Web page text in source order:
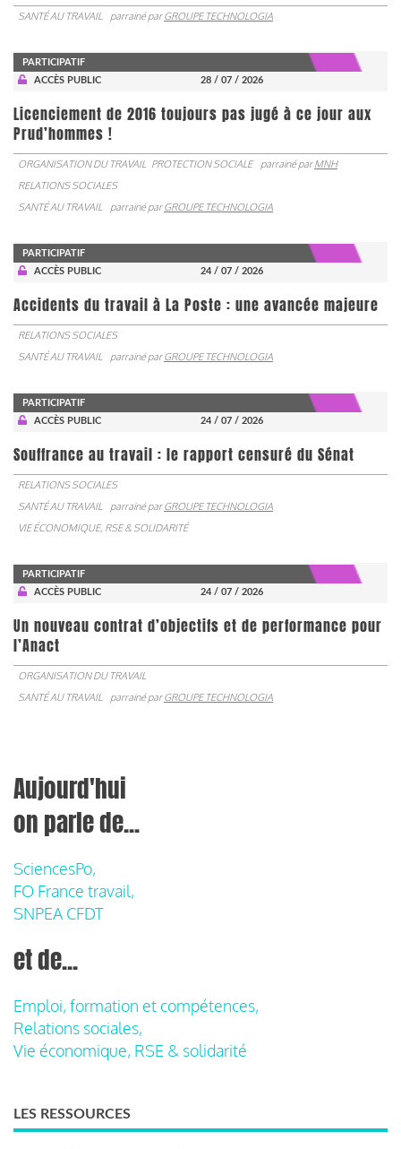
SANTÉ AU TRAVAIL parrainé parGROUPE TECHNOLOGIA
PARTICIPATIF
ACCÈS PUBLIC
28 / 07 / 2026
Licenciement de 2016 toujours pas jugé à ce jour aux
Prud’hommes !
ORGANISATION DU TRAVAIL PROTECTION SOCIALE parrainé parMNH
RELATIONS SOCIALES
SANTÉ AU TRAVAIL
parrainé parGROUPE TECHNOLOGIA
PARTICIPATIF
ACCÈS PUBLIC
24 / 07 / 2026
Accidents du travail à La Poste : une avancée majeure
RELATIONS SOCIALES
SANTÉ AU TRAVAIL
parrainé parGROUPE TECHNOLOGIA
PARTICIPATIF
ACCÈS PUBLIC
24 / 07 / 2026
Souffrance au travail : le rapport censuré du Sénat
RELATIONS SOCIALES
SANTÉ AU TRAVAIL
parrainé parGROUPE TECHNOLOGIA
VIE ÉCONOMIQUE, RSE & SOLIDARITÉ
PARTICIPATIF
ACCÈS PUBLIC
24 / 07 / 2026
Un nouveau contrat d’objectifs et de performance pour
l’Anact
ORGANISATION DU TRAVAIL
SANTÉ AU TRAVAIL
parrainé parGROUPE TECHNOLOGIA
Aujourd'hui
on parle de...
SciencesPo,
FO France travail,
SNPEA CFDT
et de...
Emploi, formation et compétences,
Relations sociales,
Vie économique, RSE & solidarité
LES RESSOURCES